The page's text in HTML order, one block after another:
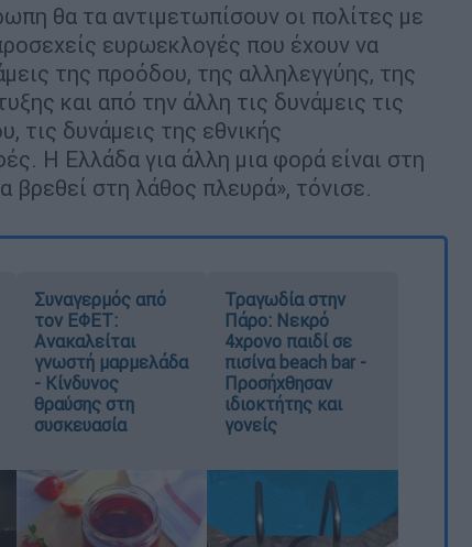
θα τα αντιμετωπίσουν οι πολίτες με
ευρωεκλογές που έχουν να
της προόδου, της αλληλεγγύης, της
και από την άλλη τις δυνάμεις τις
τις δυνάμεις της εθνικής
Η Ελλάδα για άλλη μια φορά είναι στη
βρεθεί στη λάθος πλευρά», τόνισε.
Συναγερμός από
τον ΕΦΕΤ:
Ανακαλείται
γνωστή μαρμελάδα
- Κίνδυνος
θραύσης στη
συσκευασία
Τραγωδία στην
Πάρο: Νεκρό
4χρονο παιδί σε
πισίνα beach bar -
Προσήχθησαν
ιδιοκτήτης και
γονείς